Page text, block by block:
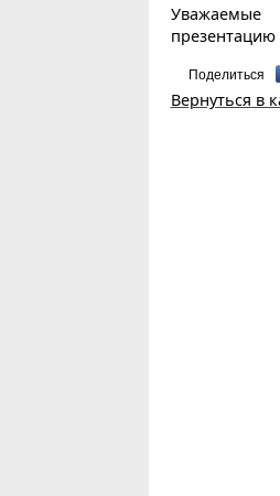
Уважаемые
презентацию
Поделиться
Вернуться в